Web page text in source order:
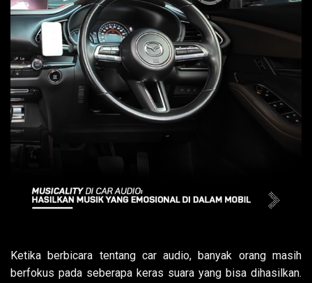
Ketika berbicara tentang car audio, banyak orang masih
berfokus pada seberapa keras suara yang bisa dihasilkan.